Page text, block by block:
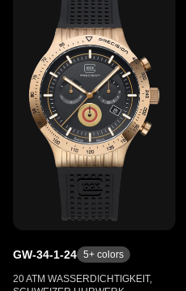
GW-34-1-24 5+ colors
20 ATM WASSERDICHTIGKEIT,